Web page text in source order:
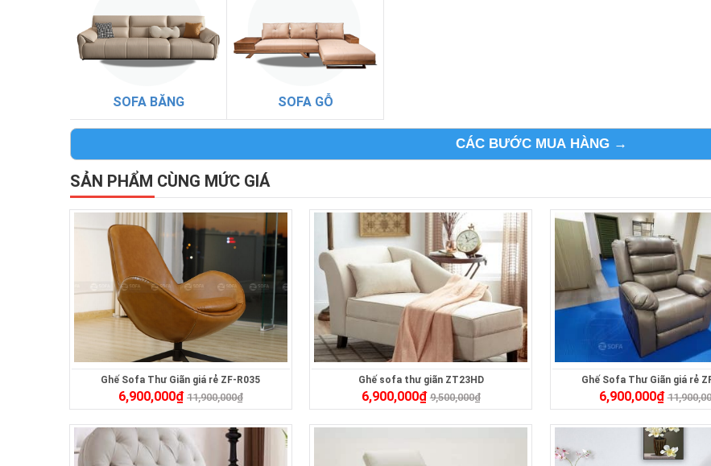
SOFA BĂNG SOFA GỖ
CÁC BƯỚC MUA HÀNG →
SẢN PHẨM CÙNG MỨC GIÁ
Ghế Sofa Thư Giãn giá rẻ ZF-R035
6,900,000₫ 11,900,000₫
Ghế sofa thư giãn ZT23HD
6,900,000₫ 9,500,000₫
Ghế Sofa Thư Giãn giá rẻ
6,900,000₫